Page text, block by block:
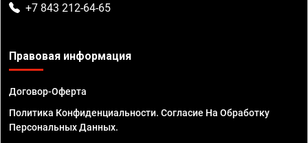
+7 843 212-64-65
Правовая информация
Договор-Оферта
Политика Конфиденциальности. Согласие На Обработку
Персональных Данных.